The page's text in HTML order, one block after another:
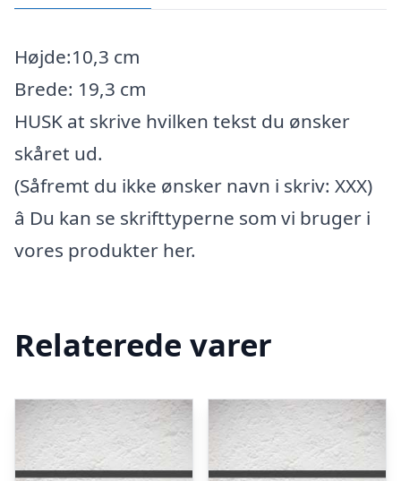
Højde:10,3 cm
Brede: 19,3 cm
HUSK at skrive hvilken tekst du ønsker
skåret ud.
(Såfremt du ikke ønsker navn i skriv: XXX)
â Du kan se skrifttyperne som vi bruger i
vores produkter her.
Relaterede varer